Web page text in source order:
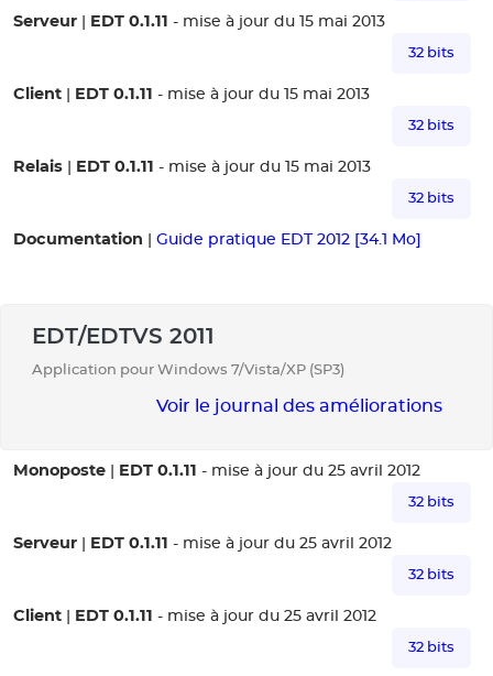
Serveur EDT 0.1.11 - mise à jour du 15 mai 2013
32 bits
Client EDT 0.1.11 - mise à jour du 15 mai 2013
32 bits
Relais EDT 0.1.11 - mise à jour du 15 mai 2013
32 bits
Documentation Guide pratique EDT 2012 [34.1 Mo]
EDT/EDTVS 2011
Application pour Windows 7/Vista/XP (SP3)
Voir le journal des améliorations
Monoposte EDT 0.1.11 - mise à jour du 25 avril 2012
32 bits
Serveur EDT 0.1.11 - mise à jour du 25 avril 2012
32 bits
Client EDT 0.1.11 - mise à jour du 25 avril 2012
32 bits